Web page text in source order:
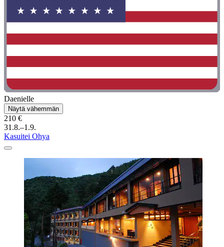
Daenielle
Näytä vähemmän
210 €
31.8.–1.9.
Kasuitei Ohya